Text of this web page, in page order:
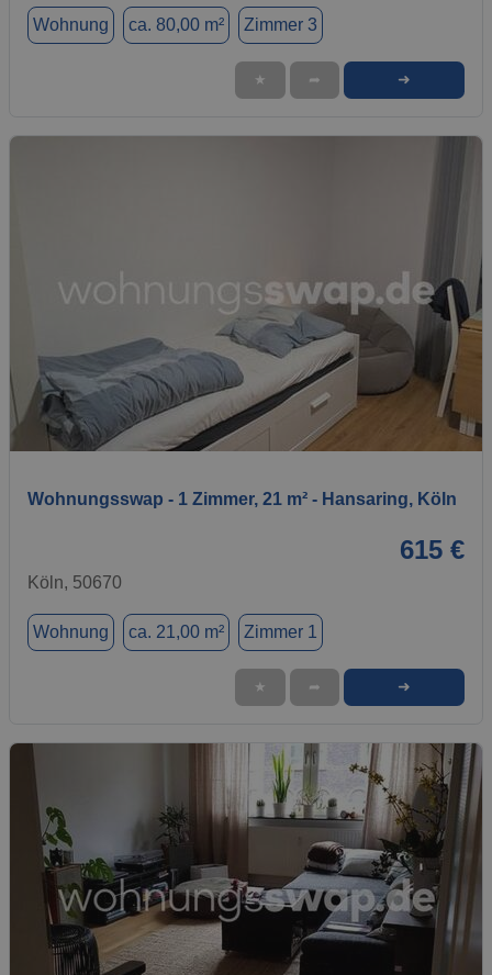
Wohnung ca. 80,00 m² Zimmer 3
★ ➦ ➜
1 / 10
Wohnungsswap - 1 Zimmer, 21 m² - Hansaring, Köln
615 €
Köln, 50670
Wohnung ca. 21,00 m² Zimmer 1
★ ➦ ➜